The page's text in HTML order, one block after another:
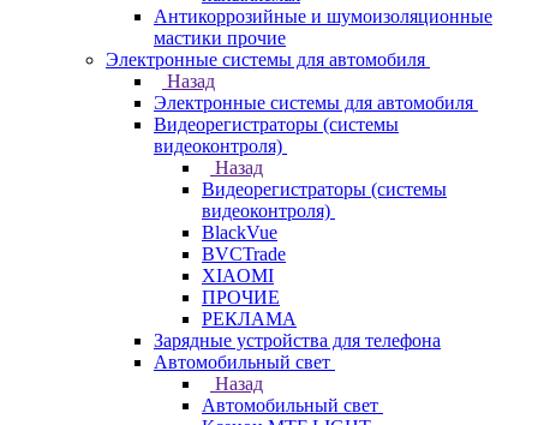
Антикоррозийные и шумоизоляционные
мастики прочие
Электронные системы для автомобиля
Назад
Электронные системы для автомобиля
Видеорегистраторы (системы
видеоконтроля)
Назад
Видеорегистраторы (системы
видеоконтроля)
BlackVue
BVCTrade
XIAOMI
ПРОЧИЕ
РЕКЛАМА
Зарядные устройства для телефона
Автомобильный свет
Назад
Автомобильный свет